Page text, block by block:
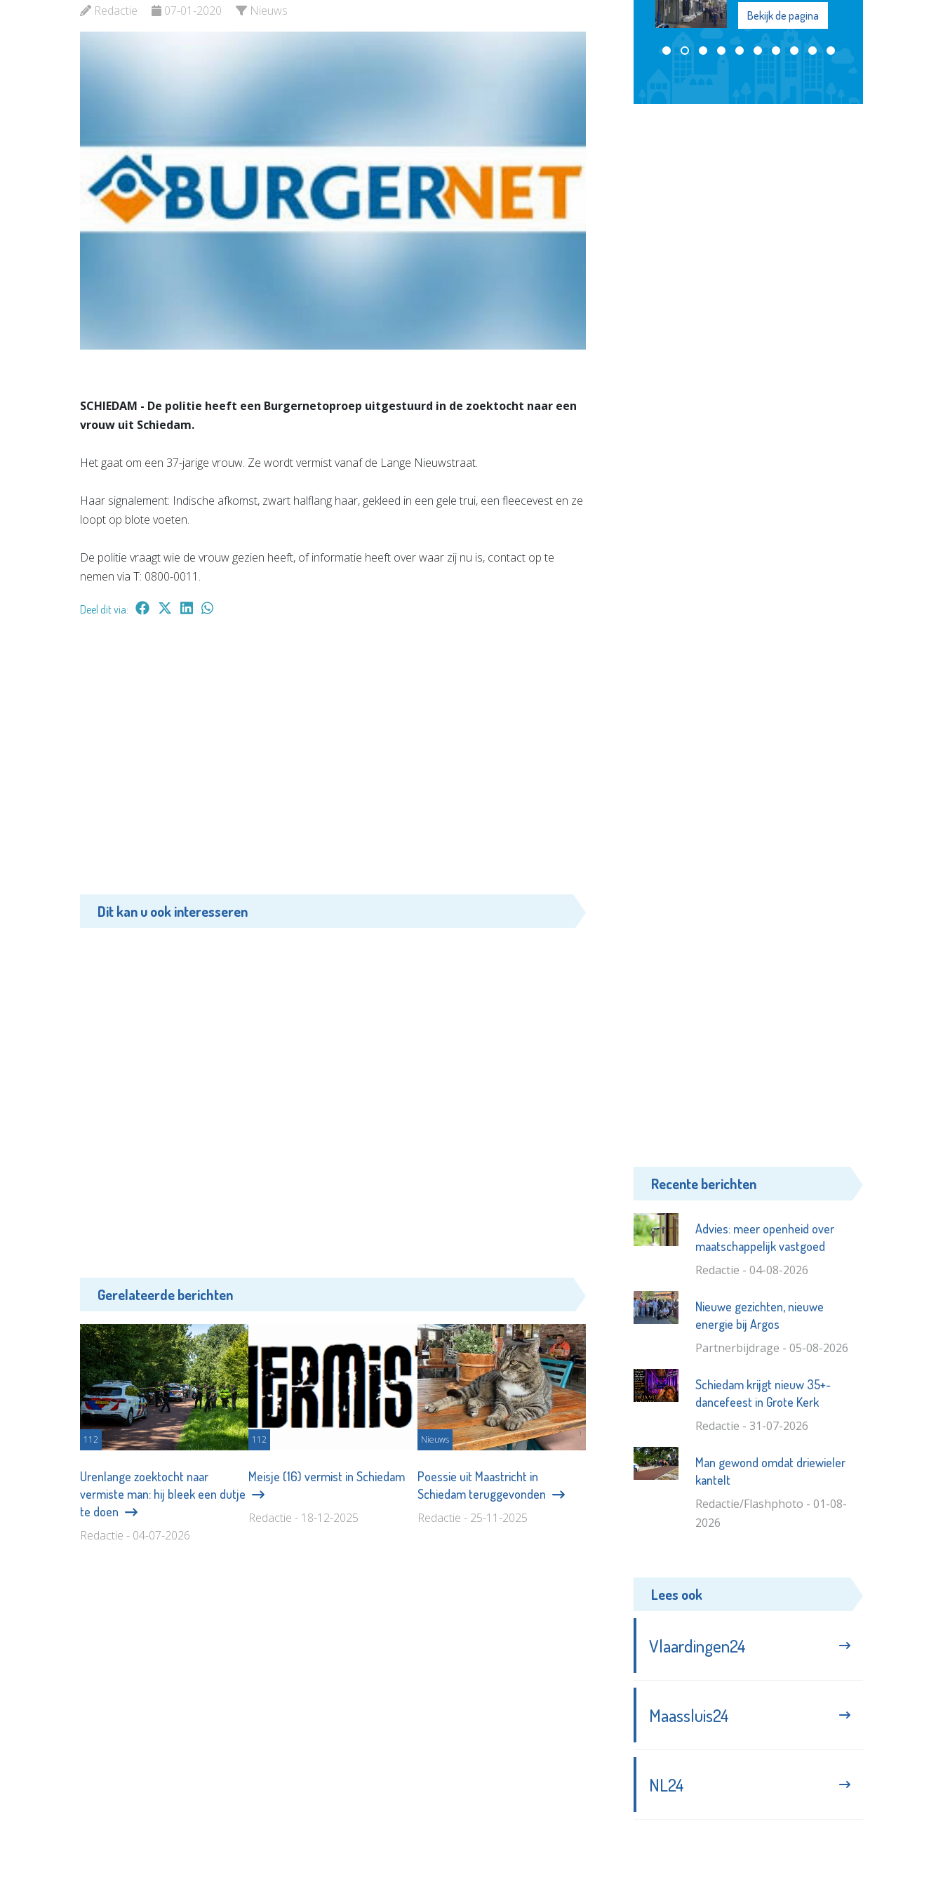
Redactie 07-01-2020 Nieuws
SCHIEDAM - De politie heeft een Burgernetoproep uitgestuurd in de zoektocht naar een
vrouw uit Schiedam.
Het gaat om een 37-jarige vrouw. Ze wordt vermist vanaf de Lange Nieuwstraat.
Haar signalement: Indische afkomst, zwart halflang haar, gekleed in een gele trui, een fleecevest en ze
loopt op blote voeten.
De politie vraagt wie de vrouw gezien heeft, of informatie heeft over waar zij nu is, contact op te
nemen via T: 0800-0011.
Deel dit via:
Dit kan u ook interesseren
Gerelateerde berichten
112
Urenlange zoektocht naar
vermiste man: hij bleek een dutje
te doen
Redactie - 04-07-2026
112
Meisje (16) vermist in Schiedam
Redactie - 18-12-2025
Nieuws
Poessie uit Maastricht in
Schiedam teruggevonden
Redactie - 25-11-2025
Bekijk de pagina
Bekijk de pagina Bekijk de pagina
Recente berichten
Advies: meer openheid over
maatschappelijk vastgoed
Redactie - 04-08-2026
Nieuwe gezichten, nieuwe
energie bij Argos
Partnerbijdrage - 05-08-2026
Schiedam krijgt nieuw 35+-
dancefeest in Grote Kerk
Redactie - 31-07-2026
Man gewond omdat driewieler
kantelt
Redactie/Flashphoto - 01-08-
2026
Lees ook
Vlaardingen24
Maassluis24
NL24